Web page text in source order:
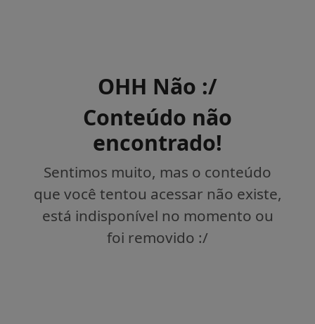
OHH Não :/
Conteúdo não
encontrado!
Sentimos muito, mas o conteúdo
que você tentou acessar não existe,
está indisponível no momento ou
foi removido :/